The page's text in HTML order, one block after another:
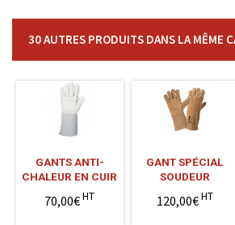
30 AUTRES PRODUITS DANS LA MÊME
GANTS ANTI-
CHALEUR EN CUIR
70,00€HT
GANT SPÉCIAL
SOUDEUR
120,00€HT